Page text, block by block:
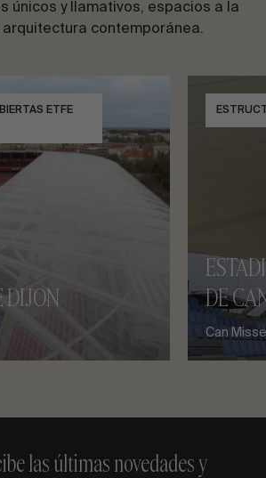
únicos y llamativos, espacios a la
contemporánea.
ETFE
DIJON
DE
Can
las últimas novedades y